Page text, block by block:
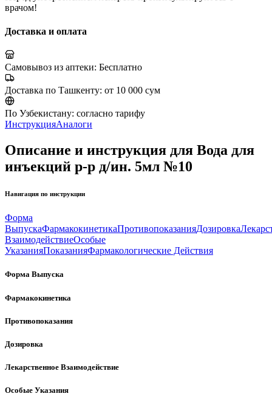
врачом!
Доставка и оплата
Самовывоз из аптеки: Бесплатно
Доставка по Ташкенту: от 10 000 сум
По Узбекистану: согласно тарифу
ИнструкцияАналоги
Описание и инструкция для Вода для
инъекций р-р д/ин. 5мл №10
Навигация по инструкции
Форма
ВыпускаФармакокинетикаПротивопоказанияДозировка
ВзаимодействиеОсобые
УказанияПоказанияФармакологические Действия
Форма Выпуска
Фармакокинетика
Противопоказания
Дозировка
Лекарственное Взаимодействие
Особые Указания